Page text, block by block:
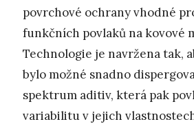
povrchové ochrany vhodné
funkčních povlaků na kovové
Technologie je navržena tak,
bylo možné snadno
spektrum aditiv, která pak
variabilitu v jejich